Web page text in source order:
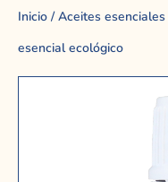
Inicio /Aceites esenciales
esencial ecológico